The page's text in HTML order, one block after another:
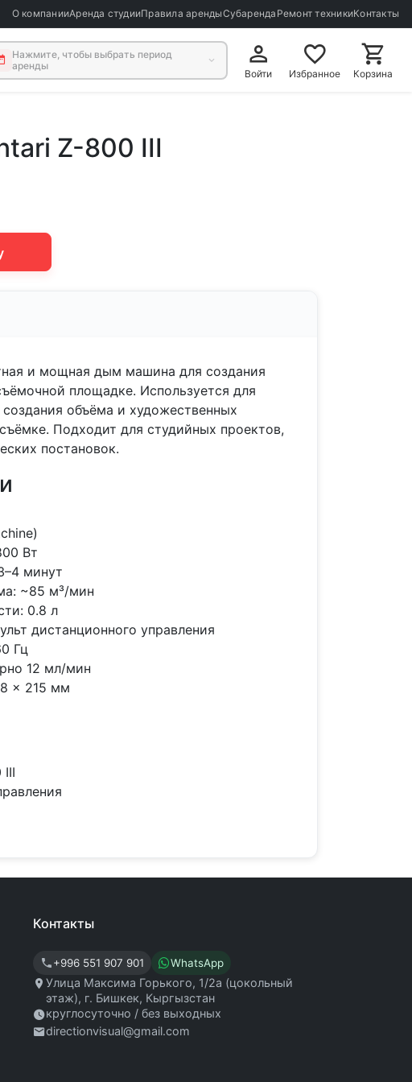
О компанииАренда студииПравила арендыСубаренда Ремонт техникиКонтакты
Нажмите, чтобы выбрать период
аренды
Войти Избранное Корзина
Z-800 III
и мощная дым машина для создания
площадке. Используется для
объёма и художественных
Подходит для студийных проектов,
постановок.
Вт
минут
~85 м³/мин
0.8 л
дистанционного управления
Гц
12 мл/мин
× 215 мм
Контакты
+996 551 907 901 WhatsApp
Улица Максима Горького, 1/2а (цокольный
этаж), г. Бишкек, Кыргызстан
круглосуточно / без выходных
directionvisual@gmail.com